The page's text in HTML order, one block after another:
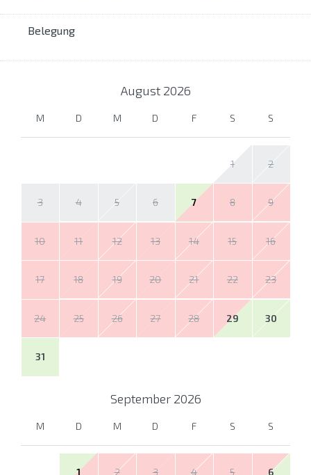
Belegung
August 2026
M D M D F S S
1 2
3 4 5 6 7 8 9
10 11 12 13 14 15 16
17 18 19 20 21 22 23
24 25 26 27 28 29 30
31
September 2026
M D M D F S S
1 2 3 4 5 6